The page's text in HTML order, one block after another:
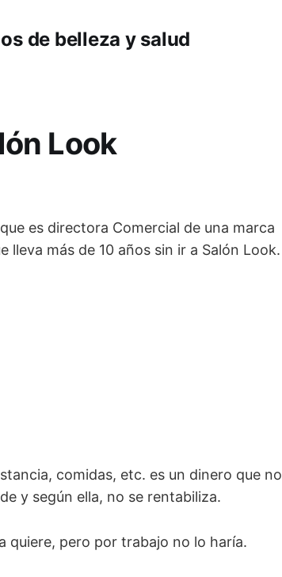
de belleza y salud
Look
es directora Comercial de una marca
lleva más de 10 años sin ir a Salón Look.
comidas, etc. es un dinero que no
y según ella, no se rentabiliza.
quiere, pero por trabajo no lo haría.